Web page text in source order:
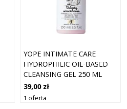
YOPE INTIMATE CARE
HYDROPHILIC OIL-BASED
CLEANSING GEL 250 ML
39,00 zł
1 oferta